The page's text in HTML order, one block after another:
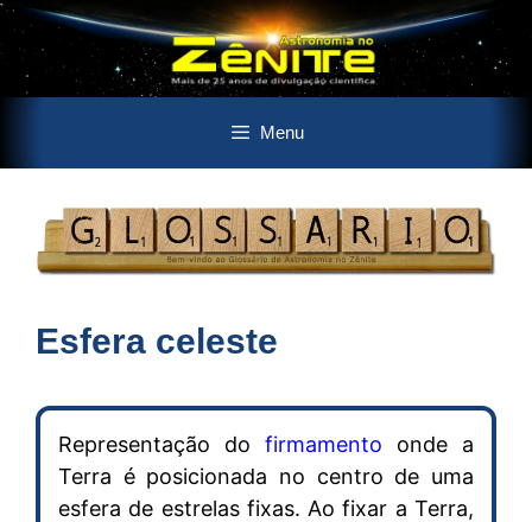
o
conteúdo
Menu
Esfera celeste
Representação do firmamento onde a
Terra é posicionada no centro de uma
esfera de estrelas fixas. Ao fixar a Terra,